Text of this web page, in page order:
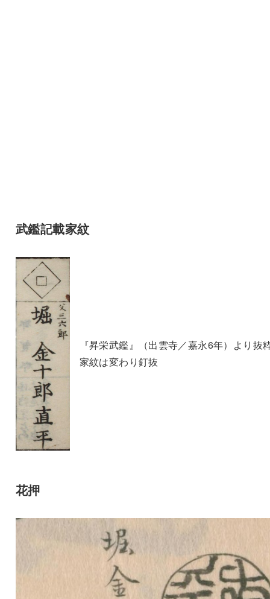
武鑑記載家紋
『昇栄武鑑』（出雲寺／嘉永6年）より抜
家紋は変わり釘抜
花押